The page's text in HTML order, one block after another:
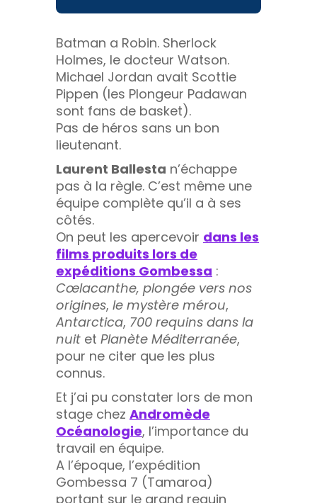
Batman a Robin. Sherlock
Holmes, le docteur Watson.
Michael Jordan avait Scottie
Pippen (les Plongeur Padawan
sont fans de basket).
Pas de héros sans un bon
lieutenant.
Laurent Ballesta n’échappe
pas à la règle. C’est même une
équipe complète qu’il a à ses
côtés.
On peut les apercevoir dans les
films produits lors de
expéditions Gombessa :
Cœlacanthe, plongée vers nos
origines, le mystère mérou,
Antarctica, 700 requins dans la
nuit et Planète Méditerranée,
pour ne citer que les plus
connus.
Et j’ai pu constater lors de mon
stage chez Andromède
Océanologie, l’importance du
travail en équipe.
A l’époque, l’expédition
Gombessa 7 (Tamaroa)
portant sur le grand requin